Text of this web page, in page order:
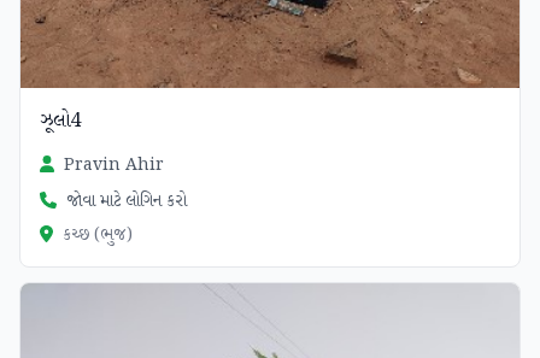
ઝૂલો4
Pravin Ahir
જોવા માટે લોગિન કરો
કચ્છ (ભુજ)